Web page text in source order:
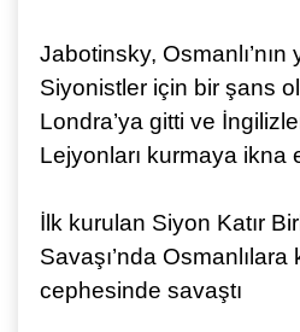
Jabotinsky, Osmanlı’nın
Siyonistler için bir şans
Londra’ya gitti ve
Lejyonları kurmaya ikna
İlk kurulan Siyon Katır
Savaşı’nda Osmanlılara
cephesinde savaştı